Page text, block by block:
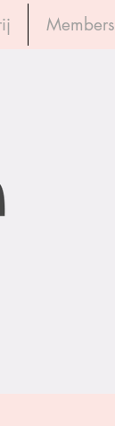
Members